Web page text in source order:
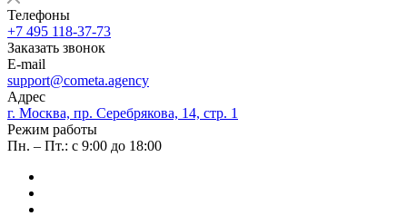
Телефоны
+7 495 118-37-73
Заказать звонок
E-mail
support@cometa.agency
Адрес
г. Москва, пр. Серебрякова, 14, стр. 1
Режим работы
Пн. – Пт.: с 9:00 до 18:00